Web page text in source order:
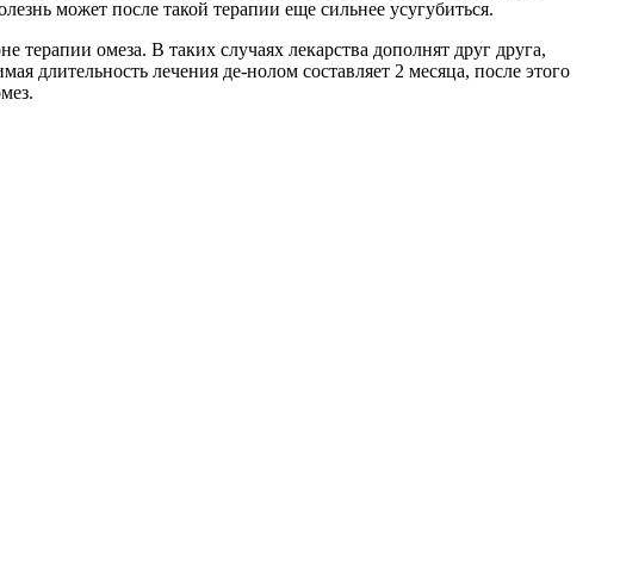
может после такой терапии еще сильнее усугубиться.
омеза. В таких случаях лекарства дополнят друг друга,
длительность лечения де-нолом составляет 2 месяца, после этого